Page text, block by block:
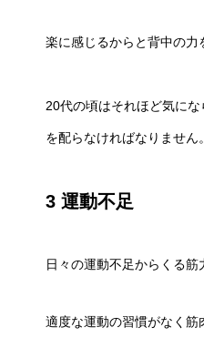
楽に感じるからと背中の
20代の頃はそれほど気に
を配らなければなりません。
3 運動不足
日々の運動不足からくる筋
適度な運動の習慣がなく